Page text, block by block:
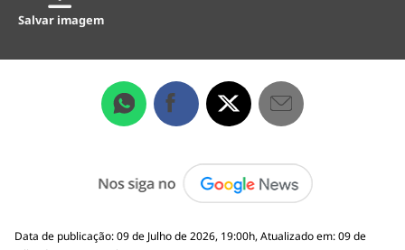
Salvar imagem
Data de publicação: 09 de Julho de 2026, 19:00h, Atualizado em: 09 de